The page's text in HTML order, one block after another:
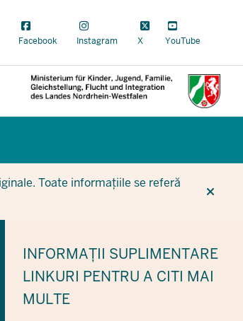
Facebook Instagram X YouTube
Toate informațiile se referă
INFORMAȚII SUPLIMENTARE
LINKURI PENTRU A CITI MAI
MULTE